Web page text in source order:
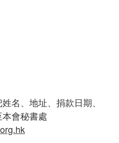
名、地址、捐款日期、
會秘書處